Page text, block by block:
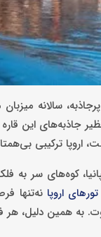
سالانه
جاذبه‌های این
اروپا ترکیبی
کوه‌های سر به
تورهای اروپا نه‌تنها
به همین دلیل، هر